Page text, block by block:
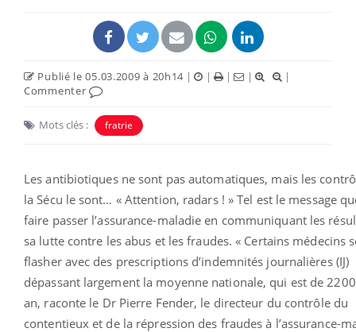
Publié le 05.03.2009 à 20h14 | | | |
|
Commenter
Mots clés : fratrie
Les antibiotiques ne sont pas automatiques, mais les
la Sécu le sont… « Attention, radars ! » Tel est le message
faire passer l’assurance-maladie en communiquant les
sa lutte contre les abus et les fraudes. « Certains médecins
flasher avec des prescriptions d’indemnités journalières (IJ)
dépassant largement la moyenne nationale, qui est de
an, raconte le Dr Pierre Fender, le directeur du contrôle du
contentieux et de la répression des fraudes à l’assurance-